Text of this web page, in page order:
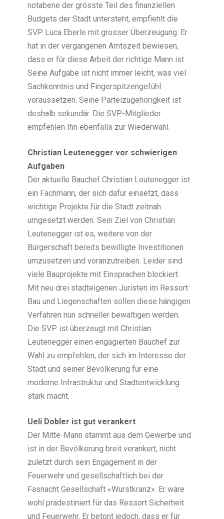
notabene der grösste Teil des finanziellen
Budgets der Stadt untersteht, empfiehlt die
SVP Luca Eberle mit grosser Überzeugung. Er
hat in der vergangenen Amtszeit bewiesen,
dass er für diese Arbeit der richtige Mann ist.
Seine Aufgabe ist nicht immer leicht, was viel
Sachkenntnis und Fingerspitzengefühl
voraussetzen. Seine Parteizugehörigkeit ist
deshalb sekundär. Die SVP-Mitglieder
empfehlen Ihn ebenfalls zur Wiederwahl.
Christian Leutenegger vor schwierigen
Aufgaben
Der aktuelle Bauchef Christian Leutenegger ist
ein Fachmann, der sich dafür einsetzt, dass
wichtige Projekte für die Stadt zeitnah
umgesetzt werden. Sein Ziel von Christian
Leutenegger ist es, weitere von der
Bürgerschaft bereits bewilligte Investitionen
umzusetzen und voranzutreiben. Leider sind
viele Bauprojekte mit Einsprachen blockiert.
Mit neu drei stadteigenen Juristen im Ressort
Bau und Liegenschaften sollen diese hängigen
Verfahren nun schneller bewältigen werden.
Die SVP ist überzeugt mit Christian
Leutenegger einen engagierten Bauchef zur
Wahl zu empfehlen, der sich im Interesse der
Stadt und seiner Bevölkerung für eine
moderne Infrastruktur und Stadtentwicklung
stark macht.
Ueli Dobler ist gut verankert
Der Mitte-Mann stammt aus dem Gewerbe und
ist in der Bevölkerung breit verankert, nicht
zuletzt durch sein Engagement in der
Feuerwehr und gesellschaftlich bei der
Fasnacht Gesellschaft «Wurstkranz». Er wäre
wohl prädestiniert für das Ressort Sicherheit
und Feuerwehr. Er betont jedoch, dass er für